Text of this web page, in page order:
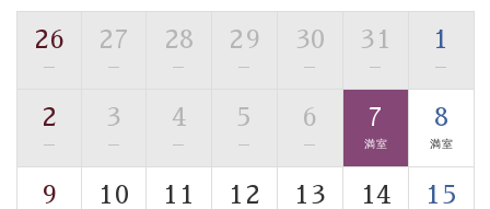
※男性大浴場までのご移動には階段がございます。 予め
ご了承のほどお願いいたします。
眺望はございませんが、源泉掛け流しの温泉の質を楽し
む貸切温泉風呂です。ゆったりといやされるプライベー
トな空間をお愉しみください。
26
—
27
—
28
—
29
—
30
—
31
—
1
—
2
—
3
—
4
—
5
—
6
—
7
満室
8
満室
9 10 11 12 13 14 15